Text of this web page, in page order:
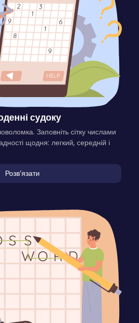
судоку
Заповніть сітку числами
щодня: легкий, середній і
Розвʼязати